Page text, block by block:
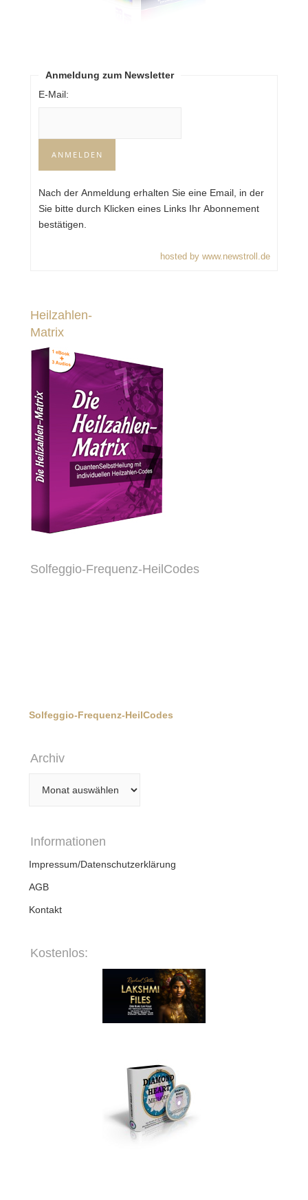
Anmeldung zum Newsletter
E-Mail:
Nach der Anmeldung erhalten Sie eine Email, in der
Sie bitte durch Klicken eines Links Ihr Abonnement
bestätigen.
hosted by www.newstroll.de
Heilzahlen-
Matrix
Solfeggio-Frequenz-HeilCodes
Solfeggio-Frequenz-HeilCodes
Archiv
Informationen
Impressum/Datenschutzerklärung
AGB
Kontakt
Kostenlos: